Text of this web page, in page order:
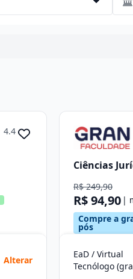
4.4
Alterar
Ciências
R$ 249,90
R$ 94,90 |
Compre a
pós
EaD / Virtual
Tecnólogo